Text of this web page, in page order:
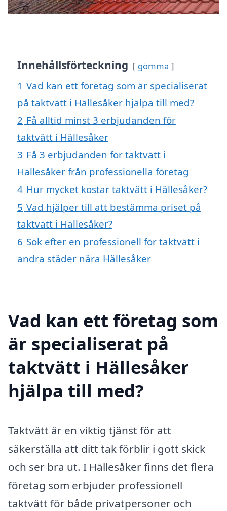
Innehållsförteckning gömma
1 Vad kan ett företag som är specialiserat
på taktvätt i Hällesåker hjälpa till med?
2 Få alltid minst 3 erbjudanden för
taktvätt i Hällesåker
3 Få 3 erbjudanden för taktvätt i
Hällesåker från professionella företag
4 Hur mycket kostar taktvätt i Hällesåker?
5 Vad hjälper till att bestämma priset på
taktvätt i Hällesåker?
6 Sök efter en professionell för taktvätt i
andra städer nära Hällesåker
Vad kan ett företag som
är specialiserat på
taktvätt i Hällesåker
hjälpa till med?
Taktvätt är en viktig tjänst för att
säkerställa att ditt tak förblir i gott skick
och ser bra ut. I Hällesåker finns det flera
företag som erbjuder professionell
taktvätt för både privatpersoner och